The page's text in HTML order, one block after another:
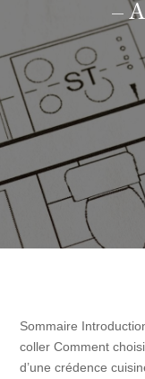
–
Sommaire
coller Comment
d’une crédence